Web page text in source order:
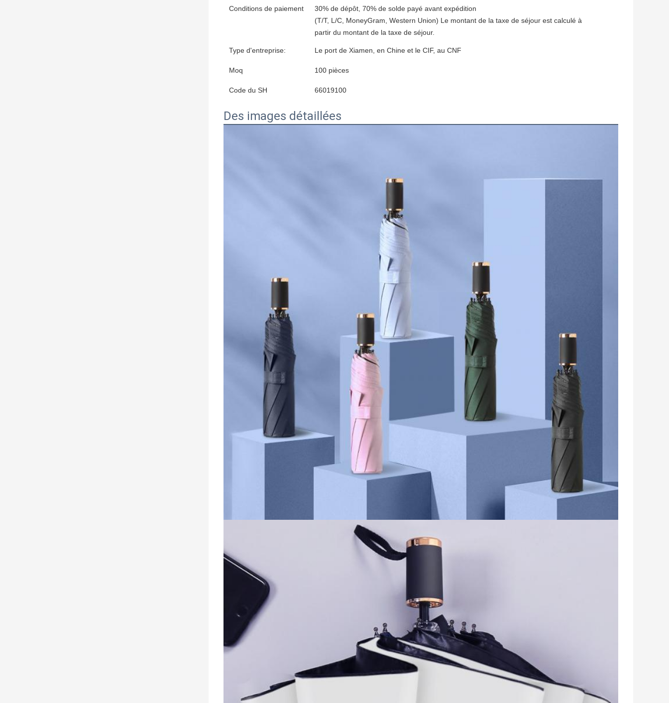
SOUMETTRE
Conditions de paiement
30% de dépôt, 70% de solde payé avant expédition
(T/T, L/C, MoneyGram, Western Union) Le montant de la taxe de séjour est calculé à
partir du montant de la taxe de séjour.
Type d'entreprise: Le port de Xiamen, en Chine et le CIF, au CNF
Moq 100 pièces
Code du SH 66019100
Des images détaillées